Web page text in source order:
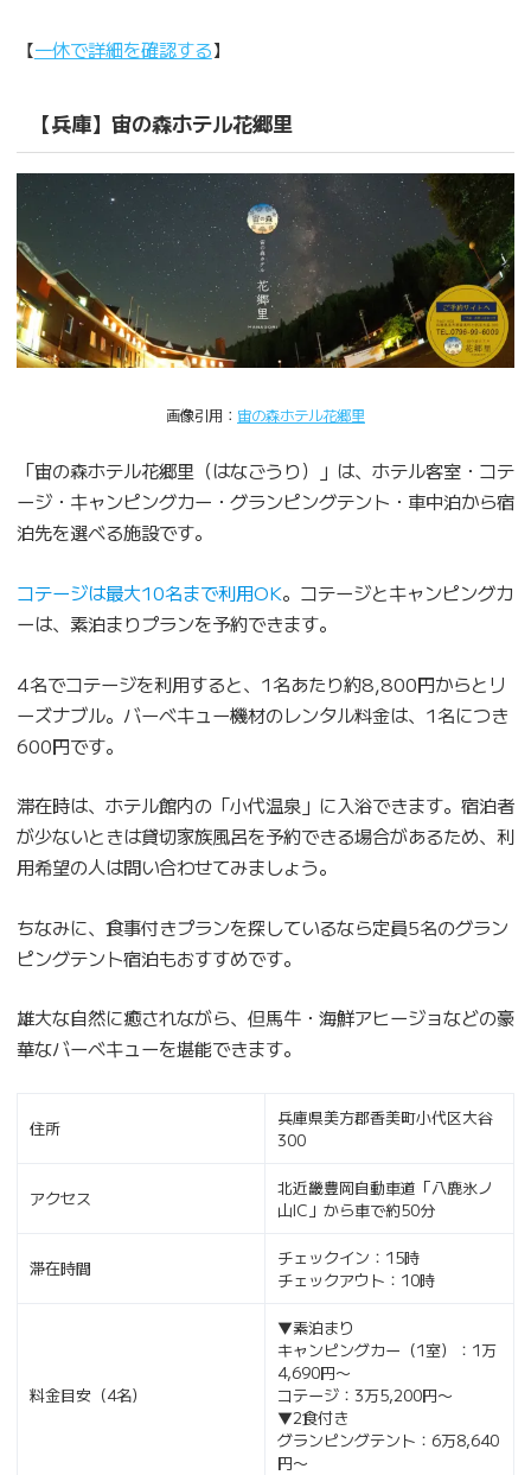
【一休で詳細を確認する】
【兵庫】宙の森ホテル花郷里
画像引用： 宙の森ホテル花郷里
「宙の森ホテル花郷里（はなごうり）」は、ホテル客室・コテ
ージ・キャンピングカー・グランピングテント・車中泊から宿
泊先を選べる施設です。
コテージは最大10名まで利用OK。コテージとキャンピングカ
ーは、素泊まりプランを予約できます。
4名でコテージを利用すると、1名あたり約8,800円からとリ
ーズナブル。バーベキュー機材のレンタル料金は、1名につき
600円です。
滞在時は、ホテル館内の「小代温泉」に入浴できます。宿泊者
が少ないときは貸切家族風呂を予約できる場合があるため、利
用希望の人は問い合わせてみましょう。
ちなみに、食事付きプランを探しているなら定員5名のグラン
ピングテント宿泊もおすすめです。
雄大な自然に癒されながら、但馬牛・海鮮アヒージョなどの豪
華なバーベキューを堪能できます。
住所
兵庫県美方郡香美町小代区大谷
300
アクセス
北近畿豊岡自動車道「八鹿氷ノ
山IC」から車で約50分
滞在時間
チェックイン：15時
チェックアウト：10時
料金目安（4名）
▼素泊まり
キャンピングカー（1室）：1万
4,690円〜
コテージ：3万5,200円〜
▼2食付き
グランピングテント：6万8,640
円〜